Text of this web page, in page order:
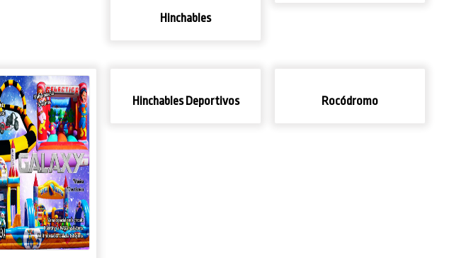
Hinchables
Hinchables Deportivos Rocódromo